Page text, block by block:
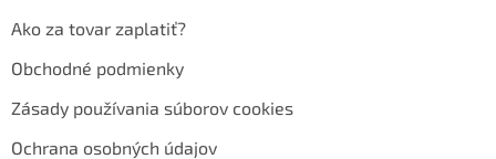
Ako za tovar zaplatiť?
Obchodné podmienky
Zásady používania súborov cookies
Ochrana osobných údajov